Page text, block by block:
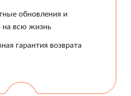
обновления и
на всю жизнь
гарантия возврата